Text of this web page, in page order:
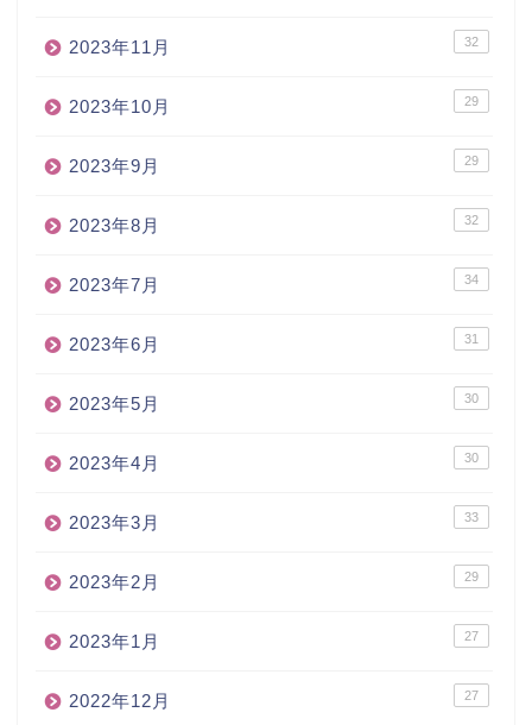
2023年11月 32
2023年10月 29
2023年9月 29
2023年8月 32
2023年7月 34
2023年6月 31
2023年5月 30
2023年4月 30
2023年3月 33
2023年2月 29
2023年1月 27
2022年12月 27